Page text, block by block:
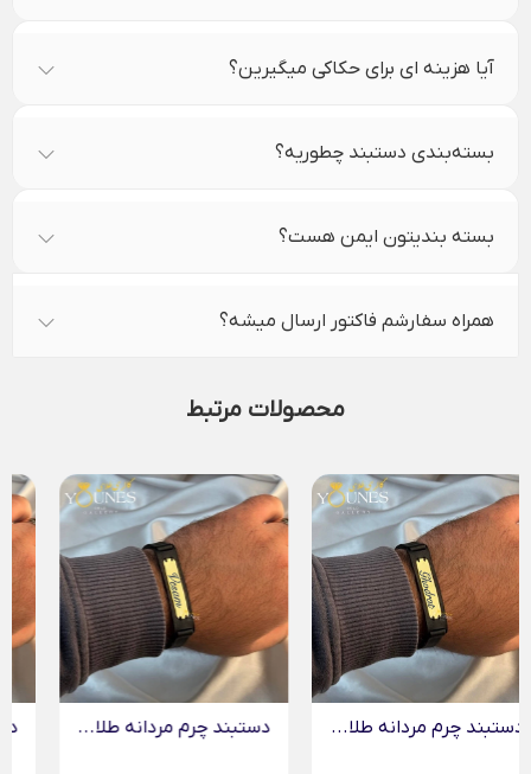
آیا هزینه ای برای حکاکی میگیرین؟
بسته‌بندی دستبند چطوریه؟
بسته بندیتون ایمن هست؟
همراه سفارشم فاکتور ارسال میشه؟
محصولات مرتبط
دستبند چرم مردانه طلا... دستبند چرم مردانه طلا...